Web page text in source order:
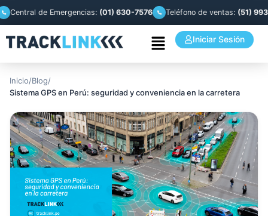
de Emergencias:(01) 630-7576 Teléfono de ventas:(51) 993 944
Iniciar Sesión
Inicio/Blog/
Sistema GPS en Perú: seguridad y conveniencia en la carretera